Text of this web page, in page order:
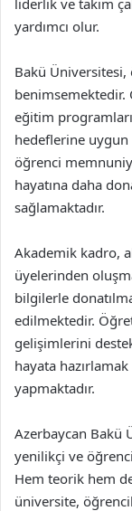
yardımcı olur.
Bakü Üniversitesi,
benimsemektedir.
eğitim
hedeflerine uygun
öğrenci
hayatına daha
sağlamaktadır.
Akademik kadro,
üyelerinden
bilgilerle
edilmektedir.
gelişimlerini
hayata
yapmaktadır.
Azerbaycan Bakü
yenilikçi ve
Hem teorik hem
üniversite,